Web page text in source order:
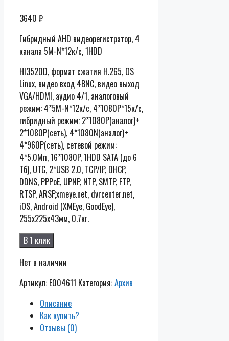
3640 ₽
Гибридный AHD видеорегистратор, 4
канала 5M-N*12к/с, 1HDD
HI3520D, формат сжатия Н.265, OS
Linux, видео вход 4BNC, видео выход
VGA/HDMI, аудио 4/1, аналоговый
режим: 4*5M-N*12к/с, 4*1080P*15к/с,
гибридный режим: 2*1080P(аналог)+
2*1080P(сеть), 4*1080N(аналог)+
4*960P(сеть), сетевой режим:
4*5.0Мп, 16*1080P, 1HDD SATA (до 6
Тб), UTC, 2*USB 2.0, TCP/IP, DHCP,
DDNS, PPPoE, UPNP, NTP, SMTP, FTP,
RTSP, ARSP,xmeye.net, dvrcenter.net,
iOS, Android (XMEye, GoodEye),
255x225x43мм, 0.7кг.
В 1 клик
Нет в наличии
Артикул: E004611 Категория:Архив
Описание
Как купить?
Отзывы (0)